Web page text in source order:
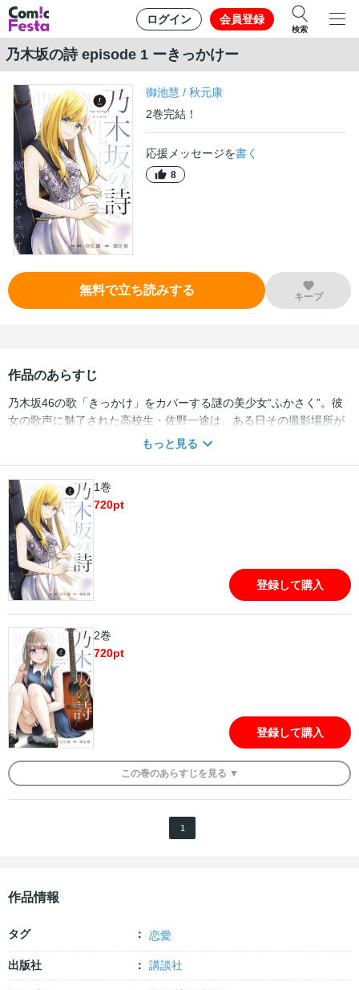
ログイン 会員登録
検索
乃木坂の詩 episode 1 ーきっかけー
御池慧 /秋元康
2巻完結！
応援メッセージを書く
8
無料で立ち読みする キープ
作品のあらすじ
乃木坂46の歌「きっかけ」をカバーする謎の美少女“ふかさく”。彼
女の歌声に魅了された高校生・佐野一途は、ある日その撮影場所が
近所の神社だと気づく。しかし、そこで出会った彼女が見せたの
ングマガジンが贈る、新たなるボーイ・ミーツ・ガール開幕――!!
もっと見る
1巻
720pt
登録して購入
2巻
720pt
登録して購入
この巻のあらすじを 見る ▼
1
作品情報
タグ 恋愛
出版社 講談社